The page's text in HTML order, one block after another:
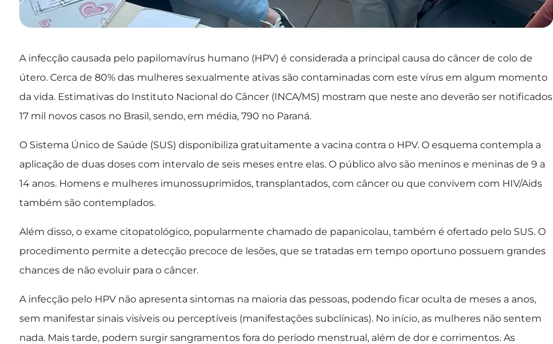
A infecção causada pelo papilomavírus humano (HPV) é considerada a principal causa do câncer de colo de
útero. Cerca de 80% das mulheres sexualmente ativas são contaminadas com este vírus em algum momento
da vida. Estimativas do Instituto Nacional do Câncer (INCA/MS) mostram que neste ano deverão ser notificados
17 mil novos casos no Brasil, sendo, em média, 790 no Paraná.
O Sistema Único de Saúde (SUS) disponibiliza gratuitamente a vacina contra o HPV. O esquema contempla a
aplicação de duas doses com intervalo de seis meses entre elas. O público alvo são meninos e meninas de 9 a
14 anos. Homens e mulheres imunossuprimidos, transplantados, com câncer ou que convivem com HIV/Aids
também são contemplados.
Além disso, o exame citopatológico, popularmente chamado de papanicolau, também é ofertado pelo SUS. O
procedimento permite a detecção precoce de lesões, que se tratadas em tempo oportuno possuem grandes
chances de não evoluir para o câncer.
A infecção pelo HPV não apresenta sintomas na maioria das pessoas, podendo ficar oculta de meses a anos,
sem manifestar sinais visíveis ou perceptíveis (manifestações subclínicas). No início, as mulheres não sentem
nada. Mais tarde, podem surgir sangramentos fora do período menstrual, além de dor e corrimentos. As